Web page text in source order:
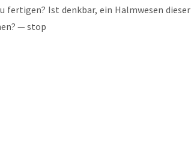
fer­ti­gen? Ist denk­bar, ein Halm­we­sen die­ser
— stop